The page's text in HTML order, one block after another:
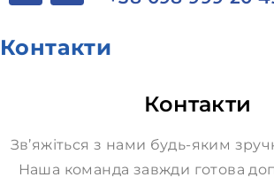
Контакти
Контакти
Зв’яжіться з нами будь-яким
Наша команда завжди готова